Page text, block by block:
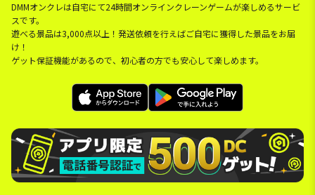
DMMオンクレは自宅にて24時間オンラインクレーンゲームが楽しめるサービ
スです。
遊べる景品は3,000点以上！発送依頼を行えばご自宅に獲得した景品をお届
け！
ゲット保証機能があるので、初心者の方でも安心して楽しめます。